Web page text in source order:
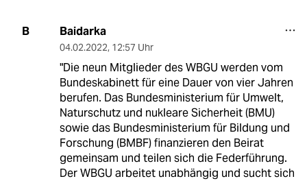
B Baidarka
04.02.2022, 12:57 Uhr
"Die neun Mitglieder des WBGU werden vom
Bundeskabinett für eine Dauer von vier Jahren
berufen. Das Bundesministerium für Umwelt,
Naturschutz und nukleare Sicherheit (BMU)
sowie das Bundesministerium für Bildung und
Forschung (BMBF) finanzieren den Beirat
gemeinsam und teilen sich die Federführung.
Der WBGU arbeitet unabhängig und sucht sich